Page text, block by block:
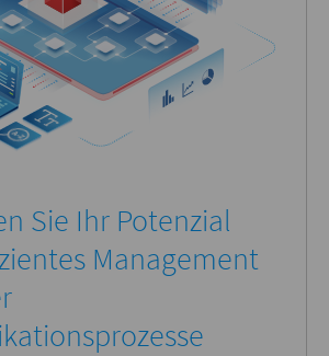
Sie Ihr Potenzial
Management